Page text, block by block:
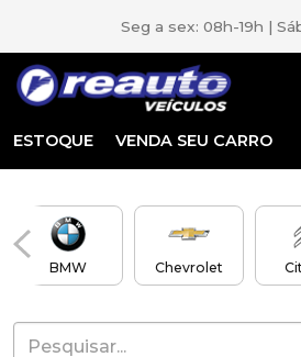
Seg a sex: 08h-19h |
ESTOQUE VENDA SEU CARRO
BMW Chevrolet